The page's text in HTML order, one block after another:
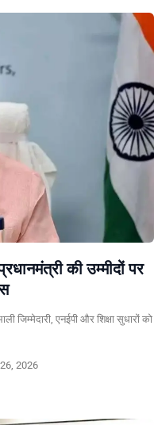
की उम्मीदों पर
जिम्मेदारी, एनईपी और शिक्षा सुधारों को
2026